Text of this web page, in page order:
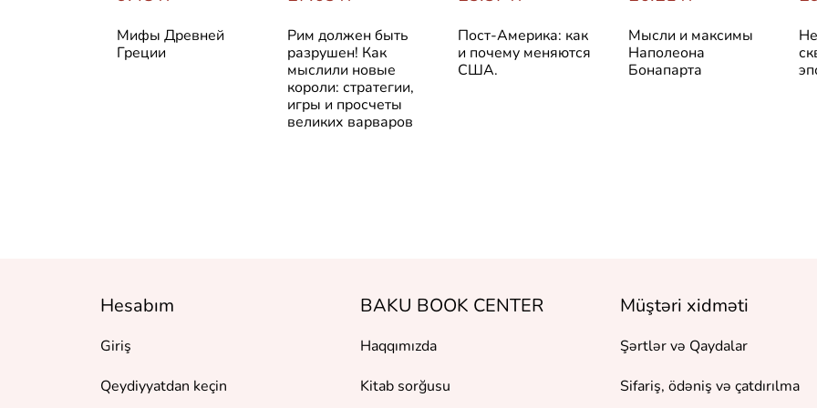
Мифы Древней
Греции
Рим должен быть
разрушен! Как
мыслили новые
короли: стратегии,
игры и просчеты
великих варваров
Пост-Америка: как
и почему меняются
США.
Мысли и максимы
Наполеона
Бонапарта
Hesabım
Giriş
Qeydiyyatdan keçin
BAKU BOOK CENTER
Haqqımızda
Kitab sorğusu
Müştəri xidməti
Şərtlər və Qaydalar
Sifariş, ödəniş və çatdırılma